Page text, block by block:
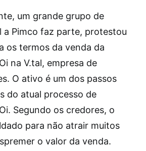
um grande grupo de
a Pimco faz parte, protestou
os termos da venda da
na V.tal, empresa de
O ativo é um dos passos
do atual processo de
Segundo os credores, o
para não atrair muitos
o valor da venda.